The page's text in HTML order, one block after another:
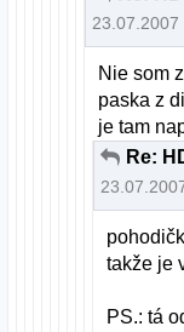
23.07.2007
Nie som
paska z
je tam
Re:
takže je
PS.: tá